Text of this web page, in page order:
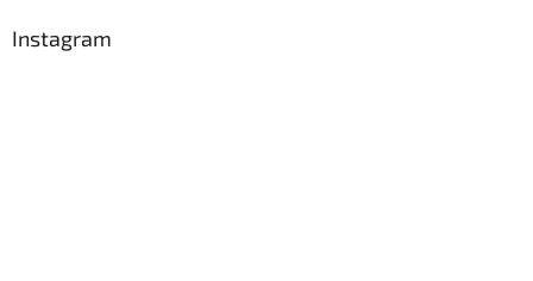
Instagram